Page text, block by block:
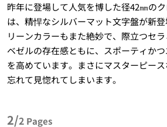
昨年に登場して人気を博した径42㎜の
は、精悍なシルバーマット文字盤が新
リーンカラーもまた絶妙で、際立つセ
ベゼルの存在感ともに、スポーティか
を高めています。まさにマスターピー
忘れて見惚れてしまいます。
2/2 Pages